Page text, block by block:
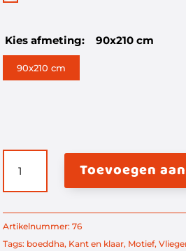
Kies afmeting: 90x210 cm
90x210 cm
Vliegengordijn
boeddha
K&K
aantal
Toevoegen
Artikelnummer: 76
Tags: boeddha, Kant en klaar, Motief,